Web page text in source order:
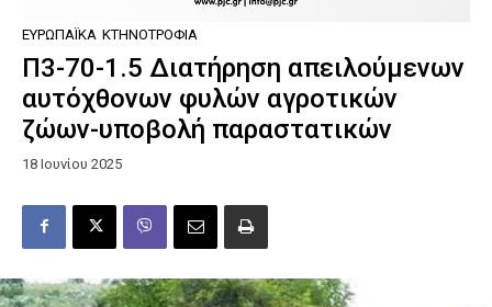
ΕΥΡΩΠΑΪΚΆ ΚΤΗΝΟΤΡΟΦΊΑ
Π3-70-1.5 Διατήρηση απειλούμενων
αυτόχθονων φυλών αγροτικών
ζώων-υποβολή παραστατικών
18 Ιουνίου 2025